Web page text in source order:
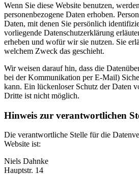
Wenn Sie diese Website benutzen,
personenbezogene Daten erhoben.
Daten, mit denen Sie persönlich
vorliegende Datenschutzerklärung
erheben und wofür wir sie nutzen. Sie
welchem Zweck das geschieht.
Wir weisen darauf hin, dass die
bei der Kommunikation per E-Mail)
kann. Ein lückenloser Schutz der Daten
Dritte ist nicht möglich.
Hinweis zur verantwortlichen
Die verantwortliche Stelle für die
Website ist:
Niels Dahnke
Hauptstr. 14